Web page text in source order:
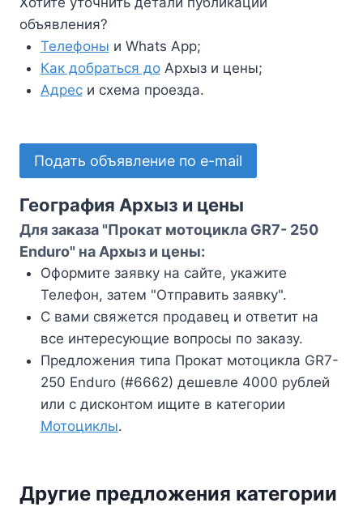
объявления?
Телефоны и Whats App;
Как добраться доАрхыз и цены;
Адреси схема проезда.
Подать объявление по e-mail
География Архыз и цены
Для заказа "Прокат мотоцикла GR7- 250
Enduro" на Архыз и цены:
Оформите заявку на сайте, укажите
Телефон, затем "Отправить заявку".
С вами свяжется продавец и ответит на
все интересующие вопросы по заказу.
Предложения типа Прокат мотоцикла GR7-
250 Enduro (#6662) дешевле 4000 рублей
или с дисконтом ищите в категории
Мотоциклы.
Другие предложения категории